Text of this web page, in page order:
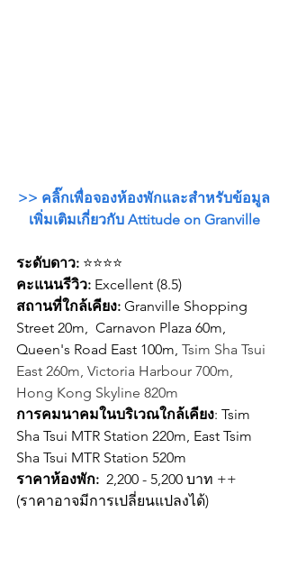
>> คลิ๊กเพื่อจองห้องพักและสำหรับข้อมูล
เพิ่มเติมเกี่ยวกับ Attitude on Granville
ระดับดาว: ⭐⭐⭐⭐
คะแนนรีวิว: Excellent (8.5)
สถานที่ใกล้เคียง: Granville Shopping
Street 20m,  Carnavon Plaza 60m,
Queen's Road East 100m, Tsim Sha Tsui
East 260m, Victoria Harbour 700m,
Hong Kong Skyline 820m
การคมนาคมในบริเวณใกล้เคียง: Tsim
Sha Tsui MTR Station 220m, East Tsim
Sha Tsui MTR Station 520m
ราคาห้องพัก: 2,200 - 5,200 บาท ++
(ราคาอาจมีการเปลี่ยนแปลงได้)